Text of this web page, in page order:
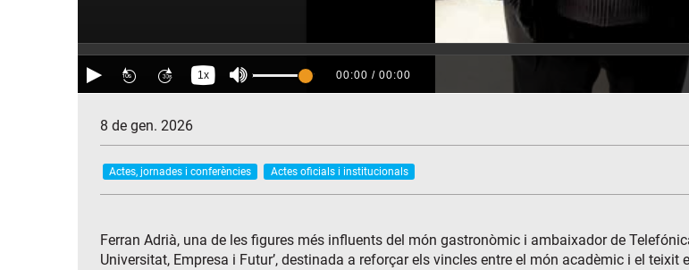
8 de gen. 2026
Actes, jornades i conferències Actes oficials i institucionals
Ferran Adrià, una de les figures més influents del món gastronòmic i ambaixador de
Universitat, Empresa i Futur’, destinada a reforçar els vincles entre el món acadèmic i el